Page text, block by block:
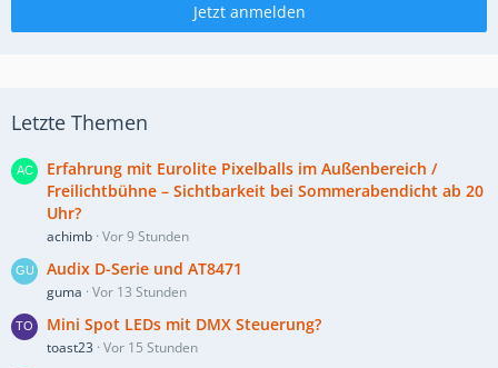
Jetzt anmelden
Letzte Themen
Erfahrung mit Eurolite Pixelballs im Außenbereich /
Freilichtbühne – Sichtbarkeit bei Sommerabendicht ab 20
Uhr?
achimb Vor 9 Stunden
Audix D-Serie und AT8471
guma Vor 13 Stunden
Mini Spot LEDs mit DMX Steuerung?
toast23 Vor 15 Stunden